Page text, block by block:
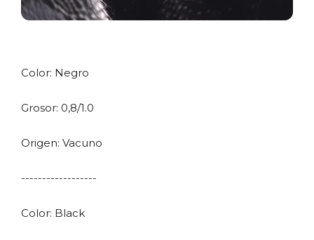
Color: Negro
Grosor: 0,8/1.0
Origen: Vacuno
------------------
Color: Black